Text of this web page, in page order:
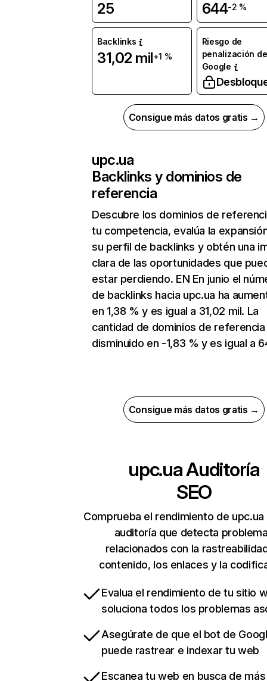
25 644-2 %
Backlinks
31,02 mil+1 %
Riesgo de
penalización de
Google
Consigue más datos gratis →
upc.ua
Backlinks y dominios de
referencia
Descubre los dominios de
tu competencia, evalúa la
su perfil de backlinks y obtén una
clara de las oportunidades que
estar perdiendo. EN En junio el
de backlinks hacia upc.ua ha
en 1,38 % y es igual a 31,02 mil. La
cantidad de dominios de referencia
disminuido en -1,83 % y es igual a
Consigue más datos gratis →
upc.uaAuditoría
SEO
Comprueba el rendimiento de upc.ua
auditoría que detecta
relacionados con la
contenido, los enlaces y la
Evalua el rendimiento de tu sitio
soluciona todos los problemas
Asegúrate de que el bot de
puede rastrear e indexar tu web
Escanea tu web en busca de